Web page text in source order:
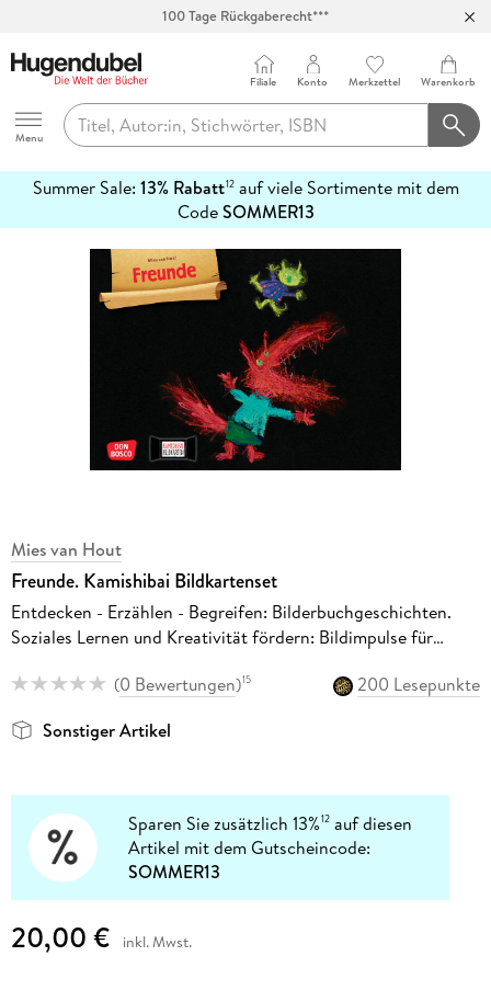
100 Tage Rückgaberecht***
Hugendubel
Menu
Filiale Konto Merkzettel Warenkorb
Summer Sale: 13% Rabatt12auf viele Sortimente mit dem
CodeSOMMER13
erfahren
Mies van Hout
Freunde. Kamishibai Bildkartenset
Entdecken - Erzählen - Begreifen: Bilderbuchgeschichten.
Soziales Lernen und Kreativität fördern: Bildimpulse für
(0 Bewertungen)15
200 Lesepunkte
Sonstiger Artikel
Sparen Sie zusätzlich 13%12 auf diesen
Artikel mit dem Gutscheincode:
SOMMER13
20,00 € inkl. Mwst.